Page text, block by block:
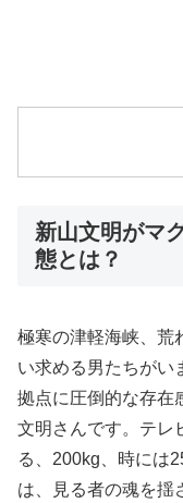
新山文明がマ
態とは？
極寒の津軽海峡、荒
い求める男たちがい
拠点に圧倒的な存在
文明さんです。テレ
る、200kg、時には
は、見る者の魂を揺